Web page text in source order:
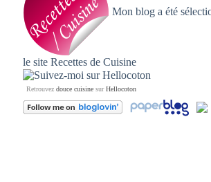
Mon blog a été
le site Recettes de Cuisine
Retrouvez douce cuisine surHellocoton